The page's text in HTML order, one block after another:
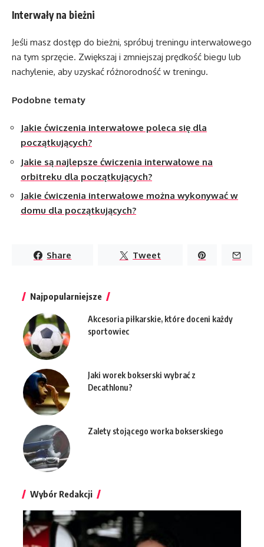
Interwały na bieżni
Jeśli masz dostęp do bieżni, spróbuj treningu interwałowego
na tym sprzęcie. Zwiększaj i zmniejszaj prędkość biegu lub
nachylenie, aby uzyskać różnorodność w treningu.
Podobne tematy
Jakie ćwiczenia interwałowe poleca się dla
początkujących?
Jakie są najlepsze ćwiczenia interwałowe na
orbitreku dla początkujących?
Jakie ćwiczenia interwałowe można wykonywać w
domu dla początkujących?
Share Tweet
Najpopularniejsze
Akcesoria piłkarskie, które doceni każdy
sportowiec
Jaki worek bokserski wybrać z
Decathlonu?
Zalety stojącego worka bokserskiego
Wybór Redakcji